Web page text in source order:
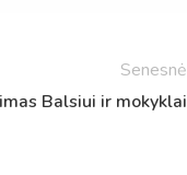
Senesnė
Balsiui ir mokyklai